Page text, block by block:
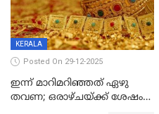
KERALA
Posted On 29-12-2025
ഇന്ന് മാറിമറിഞ്ഞത് ഏഴു
തവണ; ഒരാഴ്ചയ്ക്ക് ശേഷം